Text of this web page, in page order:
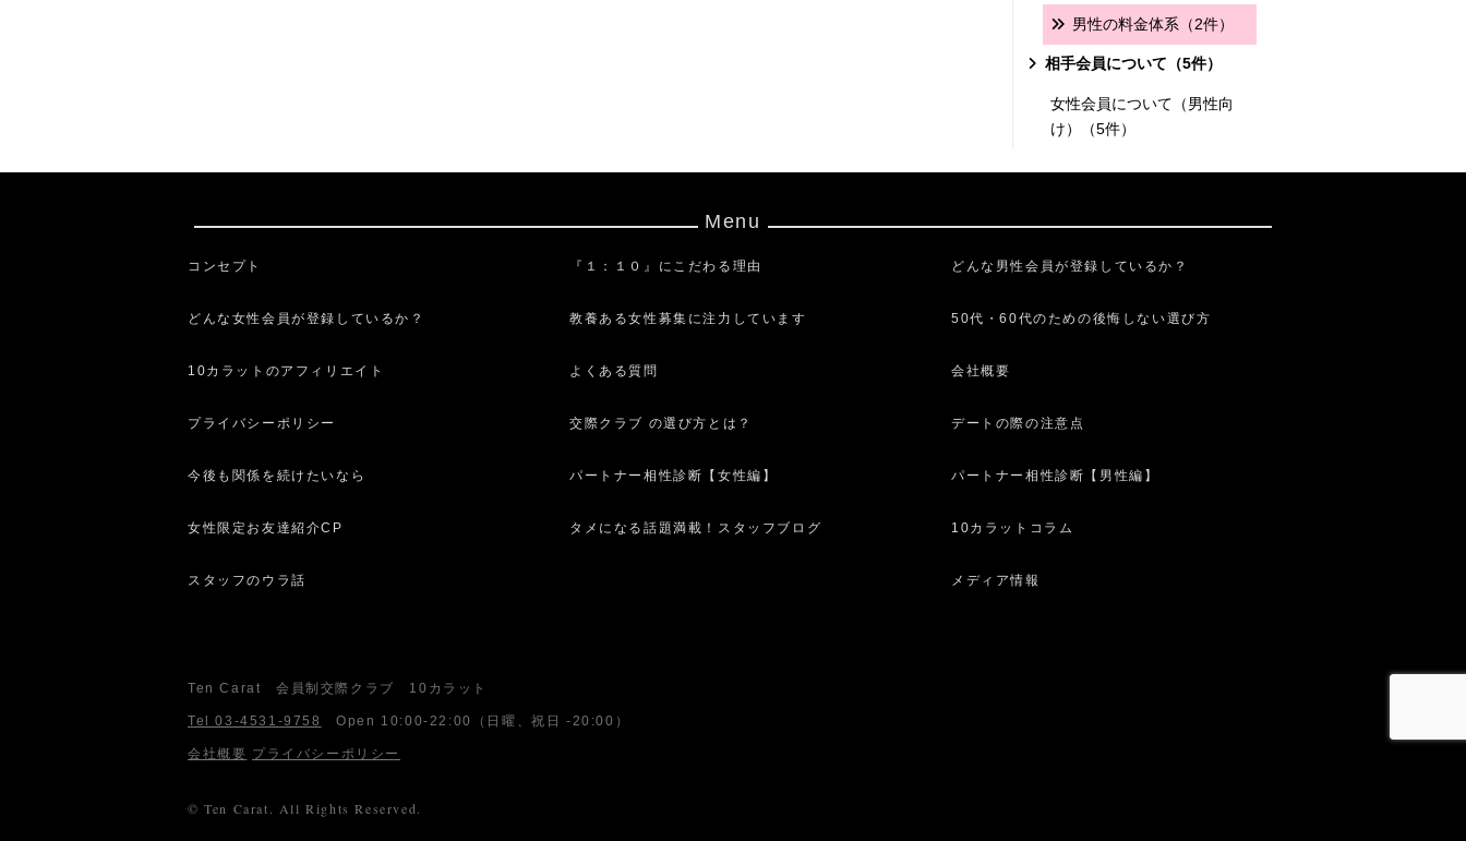
男性の料金体系（2件）
相手会員について（5件）
女性会員について（男性向
け）（5件）
Menu
コンセプト 『１：１０』にこだわる理由 どんな男性会員が登録しているか？
どんな女性会員が登録しているか？ 教養ある女性募集に注力しています 50代・60代のための後悔しない選び方
10カラットのアフィリエイト よくある質問 会社概要
プライバシーポリシー 交際クラブ の選び方とは？ デートの際の注意点
今後も関係を続けたいなら パートナー相性診断【女性編】 パートナー相性診断【男性編】
女性限定お友達紹介CP タメになる話題満載！スタッフブログ 10カラットコラム
スタッフのウラ話 メディア情報
Ten Carat 会員制交際クラブ 10カラット
Tel 03-4531-9758 Open 10:00-22:00 （日曜、祝日 -20:00）
会社概要 プライバシーポリシー
© Ten Carat. All Rights Reserved.